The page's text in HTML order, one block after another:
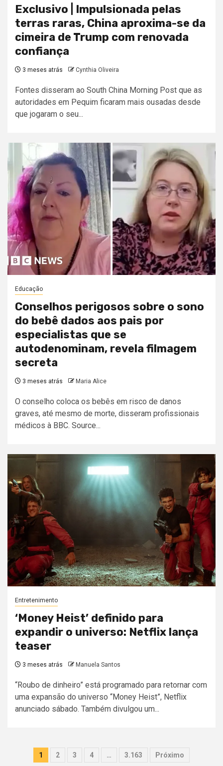
Exclusivo | Impulsionada pelas
terras raras, China aproxima-se da
cimeira de Trump com renovada
confiança
3 meses atrás Cynthia Oliveira
Fontes disseram ao South China Morning Post que as
autoridades em Pequim ficaram mais ousadas desde
que jogaram o seu...
Educação
Conselhos perigosos sobre o sono
do bebê dados aos pais por
especialistas que se
autodenominam, revela filmagem
secreta
3 meses atrás Maria Alice
O conselho coloca os bebês em risco de danos
graves, até mesmo de morte, disseram profissionais
médicos à BBC. Source...
Entretenimento
‘Money Heist’ definido para
expandir o universo: Netflix lança
teaser
3 meses atrás Manuela Santos
“Roubo de dinheiro” está programado para retornar com
uma expansão do universo “Money Heist”, Netflix
anunciado sábado. Também divulgou um...
Paginação
1 2 3 4 … 3.163 Próximo